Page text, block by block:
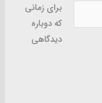
برای زمانی
که دوباره
دیدگاهی